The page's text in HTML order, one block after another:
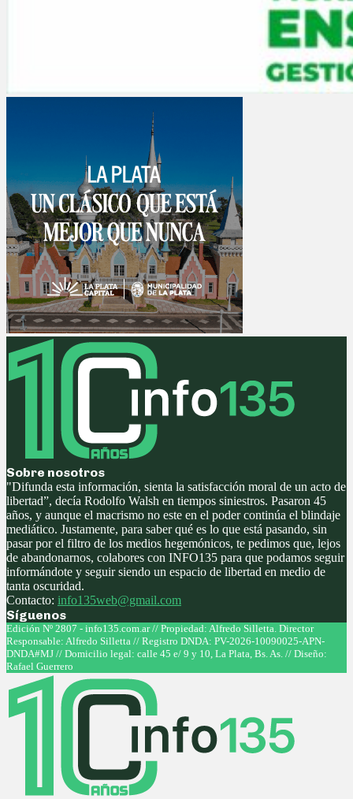
Sobre nosotros
"Difunda esta información, sienta la satisfacción moral de un acto de
libertad”, decía Rodolfo Walsh en tiempos siniestros. Pasaron 45
años, y aunque el macrismo no este en el poder continúa el blindaje
mediático. Justamente, para saber qué es lo que está pasando, sin
pasar por el filtro de los medios hegemónicos, te pedimos que, lejos
de abandonarnos, colabores con INFO135 para que podamos seguir
informándote y seguir siendo un espacio de libertad en medio de
tanta oscuridad.
Contacto: info135web@gmail.com
Síguenos
Facebook
Twitter
Instagram
Youtube
Edición Nº 2807 - info135.com.ar // Propiedad: Alfredo Silletta. Director
Responsable: Alfredo Silletta // Registro DNDA: PV-2026-10090025-APN-
DNDA#MJ // Domicilio legal: calle 45 e/ 9 y 10, La Plata, Bs. As. // Diseño:
Rafael Guerrero